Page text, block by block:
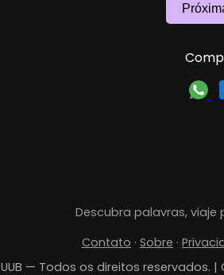
Descubra palavras, viaje
Contato · Sobre ·
— Todos os direitos reservados.